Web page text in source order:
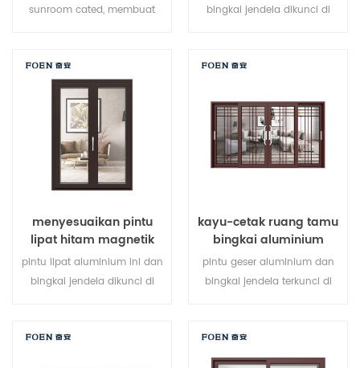
sunroom cated, membuat
bingkai jendela dikunci di
anti-pencurian sangat baik.
memenuhi berbagai
kebutuhan arsitektur.
menyesuaikan pintu
lipat hitam magnetik
besar penggunaan
tahan lama
pintu lipat aluminium ini dan
bingkai jendela dikunci di
anti-pencurian sangat baik.
kayu-cetak ruang tamu
bingkai aluminium
sistem jendela geser
pintu geser aluminium dan
bingkai jendela terkunci di
anti-pencurian sangat baik.
berbagai jenis pintu untuk